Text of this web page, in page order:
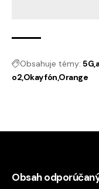
Obsahuje témy: 5G
o2Okay fónOrange
Obsah